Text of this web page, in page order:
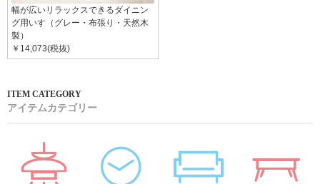
幅が広いリラックスできるダイニン
グ用いす（グレー・布張り・天然木
製）
￥14,073(税抜)
アイテムカテゴリー